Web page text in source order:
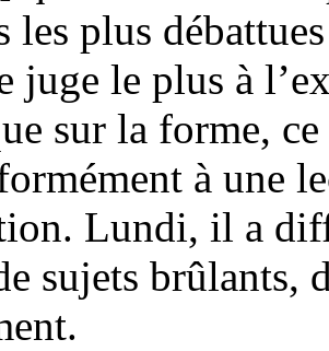
les plus
juge le plus à
sur la forme,
à une
Lundi, il a
sujets brûlants,